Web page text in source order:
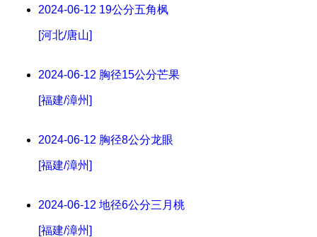
2024-06-12 19公分五角枫
[河北/唐山]
2024-06-12 胸径15公分芒果
[福建/漳州]
2024-06-12 胸径8公分龙眼
[福建/漳州]
2024-06-12 地径6公分三月桃
[福建/漳州]